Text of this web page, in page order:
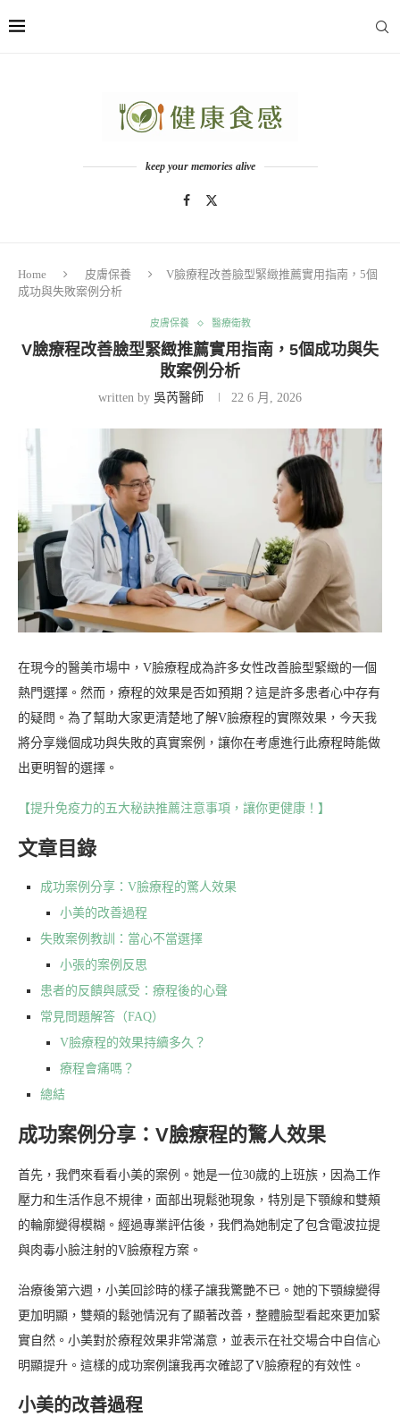
keep your memories alive
Home 皮膚保養
V臉療程改善臉型緊緻推薦實用指南，5個
成功與失敗案例分析
皮膚保養 醫療衛教
V臉療程改善臉型緊緻推薦實用指南，5個成功與失
敗案例分析
written by 吳芮醫師 22 6 月, 2026
在現今的醫美市場中，V臉療程成為許多女性改善臉型緊緻的一個
熱門選擇。然而，療程的效果是否如預期？這是許多患者心中存有
的疑問。為了幫助大家更清楚地了解V臉療程的實際效果，今天我
將分享幾個成功與失敗的真實案例，讓你在考慮進行此療程時能做
出更明智的選擇。
【提升免疫力的五大秘訣推薦注意事項，讓你更健康！】
文章目錄
成功案例分享：V臉療程的驚人效果
小美的改善過程
失敗案例教訓：當心不當選擇
小張的案例反思
患者的反饋與感受：療程後的心聲
常見問題解答（FAQ）
V臉療程的效果持續多久？
療程會痛嗎？
總結
成功案例分享：V臉療程的驚人效果
首先，我們來看看小美的案例。她是一位30歲的上班族，因為工作
壓力和生活作息不規律，面部出現鬆弛現象，特別是下顎線和雙頰
的輪廓變得模糊。經過專業評估後，我們為她制定了包含電波拉提
與肉毒小臉注射的V臉療程方案。
治療後第六週，小美回診時的樣子讓我驚艷不已。她的下顎線變得
更加明顯，雙頰的鬆弛情況有了顯著改善，整體臉型看起來更加緊
實自然。小美對於療程效果非常滿意，並表示在社交場合中自信心
明顯提升。這樣的成功案例讓我再次確認了V臉療程的有效性。
小美的改善過程